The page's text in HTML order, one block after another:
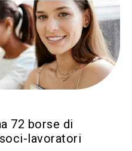
72 borse di
lavoratori